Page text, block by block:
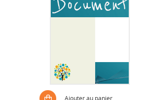
Ajouter au panier